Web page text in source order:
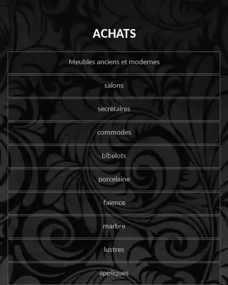
ACHATS
Meubles anciens et modernes
salons
secrétaires
commodes
bibelots
porcelaine
faïence
marbre
lustres
appliques